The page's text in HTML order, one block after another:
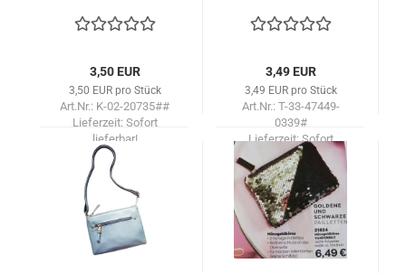
3,50 EUR
3,50 EUR pro Stück
Art.Nr.: K-02-20735##
Lieferzeit: Sofort
lieferbar!
3,49 EUR
3,49 EUR pro Stück
Art.Nr.: T-33-47449-
0339#
Lieferzeit:Sofort
lieferbar!